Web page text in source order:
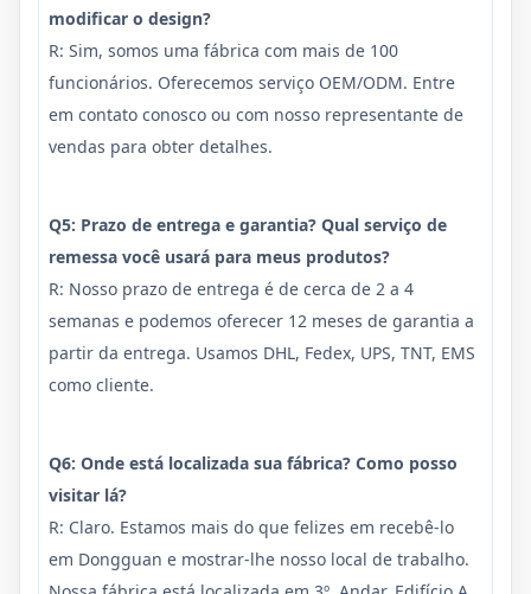
modificar o design?
R: Sim, somos uma fábrica com mais de 100
funcionários. Oferecemos serviço OEM/ODM. Entre
em contato conosco ou com nosso representante de
vendas para obter detalhes.
Q5: Prazo de entrega e garantia? Qual serviço de
remessa você usará para meus produtos?
R: Nosso prazo de entrega é de cerca de 2 a 4
semanas e podemos oferecer 12 meses de garantia a
partir da entrega. Usamos DHL, Fedex, UPS, TNT, EMS
como cliente.
Q6: Onde está localizada sua fábrica? Como posso
visitar lá?
R: Claro. Estamos mais do que felizes em recebê-lo
em Dongguan e mostrar-lhe nosso local de trabalho.